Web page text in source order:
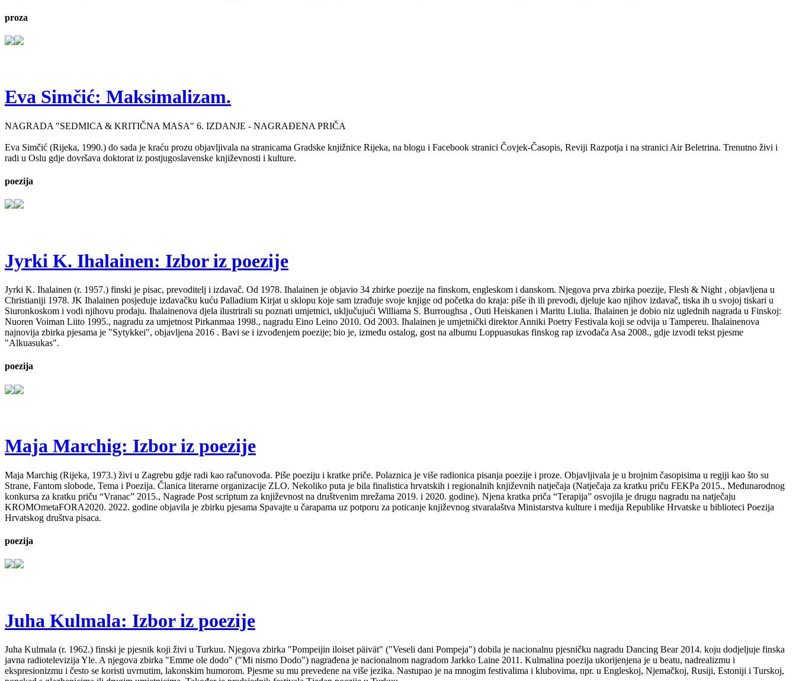
proza
Eva Simčić: Maksimalizam.
NAGRADA "SEDMICA & KRITIČNA MASA" 6. IZDANJE - NAGRAĐENA PRIČA
Eva Simčić (Rijeka, 1990.) do sada je kraću prozu objavljivala na stranicama Gradske knjižnice Rijeka, na blogu i Facebook stranici Čovjek-Časopis, Reviji Razpotja i na stranici Air Beletrina. Trenutno živi i
radi u Oslu gdje dovršava doktorat iz postjugoslavenske književnosti i kulture.
poezija
Jyrki K. Ihalainen: Izbor iz poezije
Jyrki K. Ihalainen (r. 1957.) finski je pisac, prevoditelj i izdavač. Od 1978. Ihalainen je objavio 34 zbirke poezije na finskom, engleskom i danskom. Njegova prva zbirka poezije, Flesh & Night , objavljena u
Christianiji 1978. JK Ihalainen posjeduje izdavačku kuću Palladium Kirjat u sklopu koje sam izrađuje svoje knjige od početka do kraja: piše ih ili prevodi, djeluje kao njihov izdavač, tiska ih u svojoj tiskari u
Siuronkoskom i vodi njihovu prodaju. Ihalainenova djela ilustrirali su poznati umjetnici, uključujući Williama S. Burroughsa , Outi Heiskanen i Maritu Liulia. Ihalainen je dobio niz uglednih nagrada u Finskoj:
Nuoren Voiman Liito 1995., nagradu za umjetnost Pirkanmaa 1998., nagradu Eino Leino 2010. Od 2003. Ihalainen je umjetnički direktor Anniki Poetry Festivala koji se odvija u Tampereu. Ihalainenova
najnovija zbirka pjesama je "Sytykkei", objavljena 2016 . Bavi se i izvođenjem poezije; bio je, između ostalog, gost na albumu Loppuasukas finskog rap izvođača Asa 2008., gdje izvodi tekst pjesme
"Alkuasukas".
poezija
Maja Marchig: Izbor iz poezije
Maja Marchig (Rijeka, 1973.) živi u Zagrebu gdje radi kao računovođa. Piše poeziju i kratke priče. Polaznica je više radionica pisanja poezije i proze. Objavljivala je u brojnim časopisima u regiji kao što su
Strane, Fantom slobode, Tema i Poezija. Članica literarne organizacije ZLO. Nekoliko puta je bila finalistica hrvatskih i regionalnih književnih natječaja (Natječaja za kratku priču FEKPa 2015., Međunarodnog
konkursa za kratku priču “Vranac” 2015., Nagrade Post scriptum za književnost na društvenim mrežama 2019. i 2020. godine). Njena kratka priča “Terapija” osvojila je drugu nagradu na natječaju
KROMOmetaFORA2020. 2022. godine objavila je zbirku pjesama Spavajte u čarapama uz potporu za poticanje književnog stvaralaštva Ministarstva kulture i medija Republike Hrvatske u biblioteci Poezija
Hrvatskog društva pisaca.
poezija
Juha Kulmala: Izbor iz poezije
Juha Kulmala (r. 1962.) finski je pjesnik koji živi u Turkuu. Njegova zbirka "Pompeijin iloiset päivät" ("Veseli dani Pompeja") dobila je nacionalnu pjesničku nagradu Dancing Bear 2014. koju dodjeljuje finska
javna radiotelevizija Yle. A njegova zbirka "Emme ole dodo" ("Mi nismo Dodo") nagrađena je nacionalnom nagradom Jarkko Laine 2011. Kulmalina poezija ukorijenjena je u beatu, nadrealizmu i
ekspresionizmu i često se koristi uvrnutim, lakonskim humorom. Pjesme su mu prevedene na više jezika. Nastupao je na mnogim festivalima i klubovima, npr. u Engleskoj, Njemačkoj, Rusiji, Estoniji i Turskoj,